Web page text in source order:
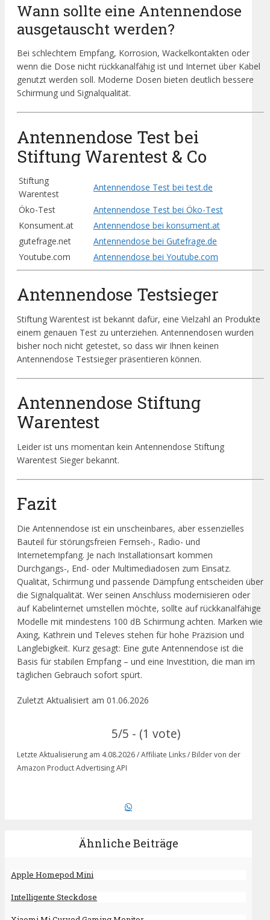
Wann sollte eine Antennendose
ausgetauscht werden?
Bei schlechtem Empfang, Korrosion, Wackelkontakten oder
wenn die Dose nicht rückkanalfähig ist und Internet über Kabel
genutzt werden soll. Moderne Dosen bieten deutlich bessere
Schirmung und Signalqualität.
Antennendose Test bei
Stiftung Warentest & Co
Stiftung
Warentest
Antennendose Test bei test.de
Öko-Test
Antennendose Test bei Öko-Test
Konsument.at
Antennendose bei konsument.at
gutefrage.net
Antennendose bei Gutefrage.de
Youtube.com
Antennendose bei Youtube.com
Antennendose Testsieger
Stiftung Warentest ist bekannt dafür, eine Vielzahl an Produkte
einem genauen Test zu unterziehen. Antennendosen wurden
bisher noch nicht getestet, so dass wir Ihnen keinen
Antennendose Testsieger präsentieren können.
Antennendose Stiftung
Warentest
Leider ist uns momentan kein Antennendose Stiftung
Warentest Sieger bekannt.
Fazit
Die Antennendose ist ein unscheinbares, aber essenzielles
Bauteil für störungsfreien Fernseh-, Radio- und
Internetempfang. Je nach Installationsart kommen
Durchgangs-, End- oder Multimediadosen zum Einsatz.
Qualität, Schirmung und passende Dämpfung entscheiden über
die Signalqualität. Wer seinen Anschluss modernisieren oder
auf Kabelinternet umstellen möchte, sollte auf rückkanalfähige
Modelle mit mindestens 100 dB Schirmung achten. Marken wie
Axing, Kathrein und Televes stehen für hohe Präzision und
Langlebigkeit. Kurz gesagt: Eine gute Antennendose ist die
Basis für stabilen Empfang – und eine Investition, die man im
täglichen Gebrauch sofort spürt.
Zuletzt Aktualisiert am 01.06.2026
5/5 - (1 vote)
Letzte Aktualisierung am 4.08.2026 / Affiliate Links / Bilder von der
Amazon Product Advertising API
Ähnliche Beiträge
Apple Homepod Mini
Intelligente Steckdose